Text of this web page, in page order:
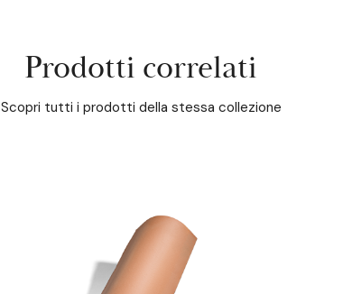
Prodotti correlati
Scopri tutti i prodotti della stessa collezione